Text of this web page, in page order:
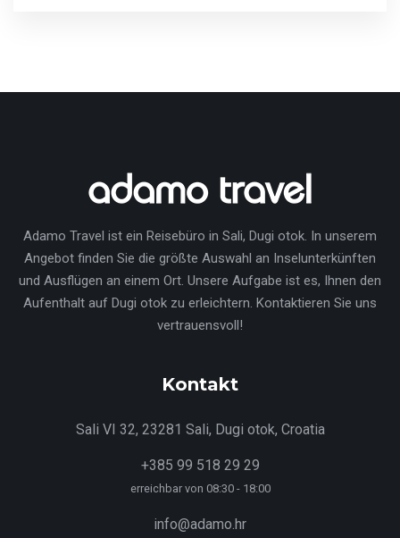
Adamo Travel ist ein Reisebüro in Sali, Dugi otok. In unserem
Angebot finden Sie die größte Auswahl an Inselunterkünften
und Ausflügen an einem Ort. Unsere Aufgabe ist es, Ihnen den
Aufenthalt auf Dugi otok zu erleichtern. Kontaktieren Sie uns
vertrauensvoll!
Kontakt
Sali VI 32, 23281 Sali, Dugi otok, Croatia
+385 99 518 29 29
erreichbar von 08:30 - 18:00
info@adamo.hr